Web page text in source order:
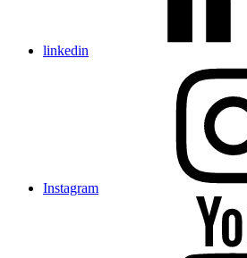
linkedin
Instagram